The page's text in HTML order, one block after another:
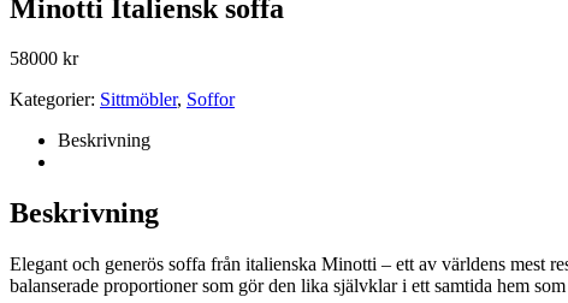
Minotti Italiensk soffa
58000 kr
Kategorier: Sittmöbler, Soffor
Beskrivning
Beskrivning
Elegant och generös soffa från italienska Minotti – ett av världens mest
balanserade proportioner som gör den lika självklar i ett samtida hem